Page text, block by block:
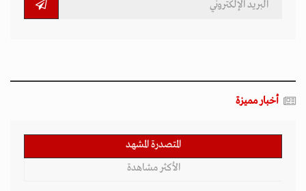
أخبار مميزة
المتصدرة المشهد
الأكثر مشاهدة